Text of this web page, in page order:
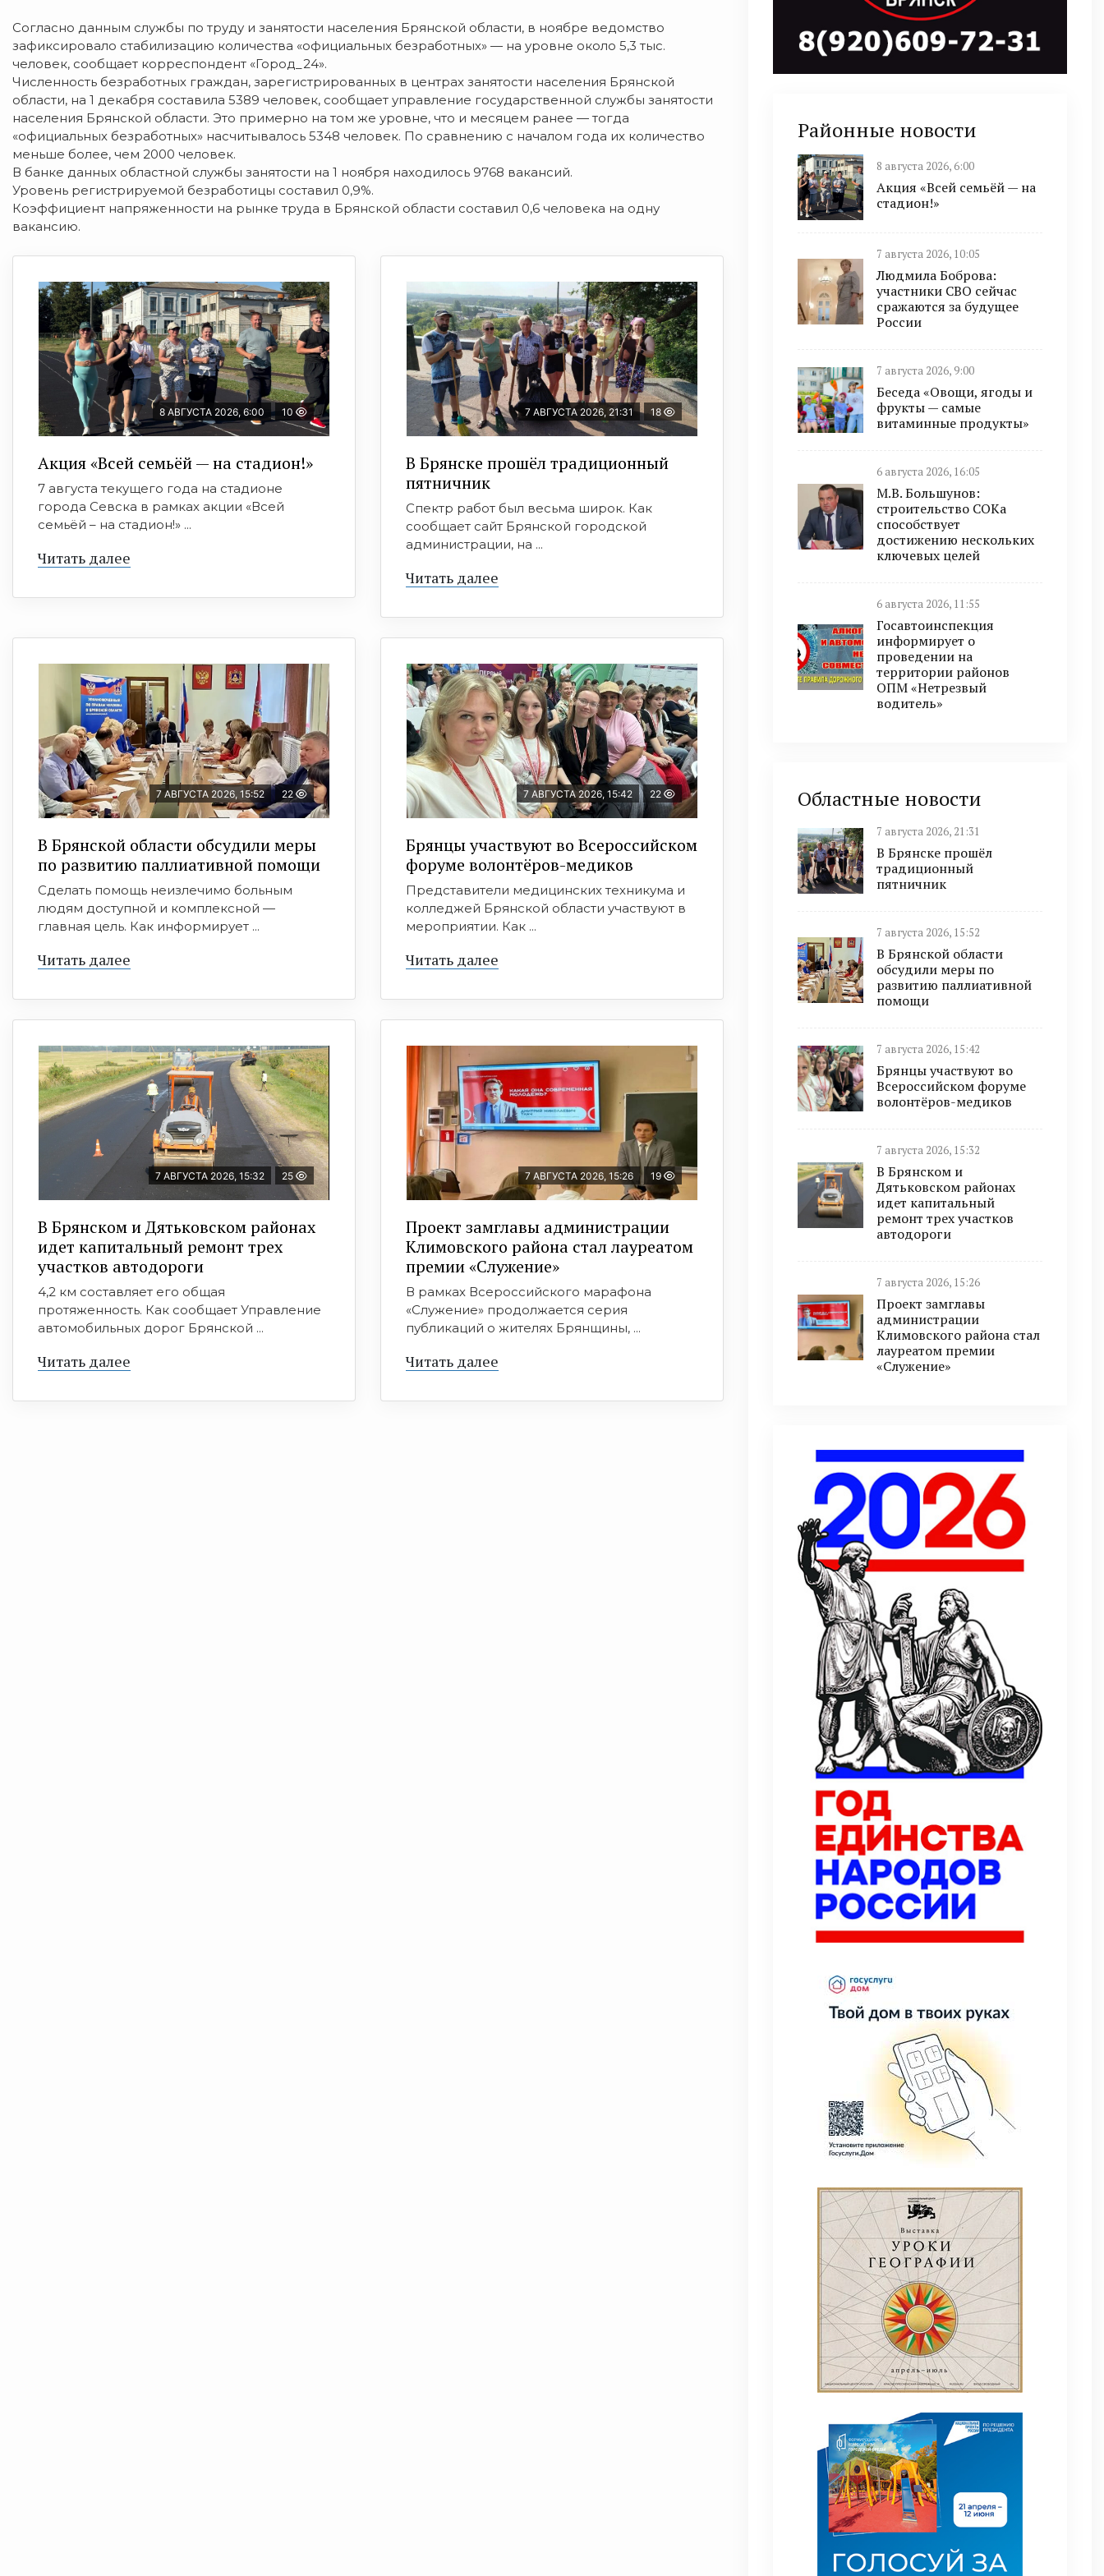
Cогласно данным службы по труду и занятости населения Брянской области, в ноябре ведомство
зафиксировало стабилизацию количества «официальных безработных» — на уровне около 5,3 тыс.
человек, сообщает корреспондент «Город_24».
Численность безработных граждан, зарегистрированных в центрах занятости населения Брянской
области, на 1 декабря составила 5389 человек, сообщает управление государственной службы занятости
населения Брянской области. Это примерно на том же уровне, что и месяцем ранее — тогда
«официальных безработных» насчитывалось 5348 человек. По сравнению с началом года их количество
меньше более, чем 2000 человек.
В банке данных областной службы занятости на 1 ноября находилось 9768 вакансий.
Уровень регистрируемой безработицы составил 0,9%.
Коэффициент напряженности на рынке труда в Брянской области составил 0,6 человека на одну
вакансию.
8 АВГУСТА 2026, 6:00 10
Акция «Всей семьёй — на стадион!»
7 августа текущего года на стадионе
города Севска в рамках акции «Всей
семьёй – на стадион!» ...
Читать далее
7 АВГУСТА 2026, 21:31 18
В Брянске прошёл традиционный
пятничник
Спектр работ был весьма широк. Как
сообщает сайт Брянской городской
администрации, на ...
Читать далее
7 АВГУСТА 2026, 15:52 22
В Брянской области обсудили меры
по развитию паллиативной помощи
Сделать помощь неизлечимо больным
людям доступной и комплексной —
главная цель. Как информирует ...
Читать далее
7 АВГУСТА 2026, 15:42 22
Брянцы участвуют во Всероссийском
форуме волонтёров-медиков
Представители медицинских техникума и
колледжей Брянской области участвуют в
мероприятии. Как ...
Читать далее
7 АВГУСТА 2026, 15:32 25
В Брянском и Дятьковском районах
идет капитальный ремонт трех
участков автодороги
4,2 км составляет его общая
протяженность. Как сообщает Управление
автомобильных дорог Брянской ...
Читать далее
7 АВГУСТА 2026, 15:26 19
Проект замглавы администрации
Климовского района стал лауреатом
премии «Служение»
В рамках Всероссийского марафона
«Служение» продолжается серия
публикаций о жителях Брянщины, ...
Читать далее
Районные новости
8 августа 2026, 6:00
Акция «Всей семьёй — на
стадион!»
7 августа 2026, 10:05
Людмила Боброва:
участники СВО сейчас
сражаются за будущее
России
7 августа 2026, 9:00
Беседа «Овощи, ягоды и
фрукты — самые
витаминные продукты»
6 августа 2026, 16:05
М.В. Большунов:
строительство СОКа
способствует
достижению нескольких
ключевых целей
6 августа 2026, 11:55
Госавтоинспекция
информирует о
проведении на
территории районов
ОПМ «Нетрезвый
водитель»
Областные новости
7 августа 2026, 21:31
В Брянске прошёл
традиционный
пятничник
7 августа 2026, 15:52
В Брянской области
обсудили меры по
развитию паллиативной
помощи
7 августа 2026, 15:42
Брянцы участвуют во
Всероссийском форуме
волонтёров-медиков
7 августа 2026, 15:32
В Брянском и
Дятьковском районах
идет капитальный
ремонт трех участков
автодороги
7 августа 2026, 15:26
Проект замглавы
администрации
Климовского района стал
лауреатом премии
«Служение»